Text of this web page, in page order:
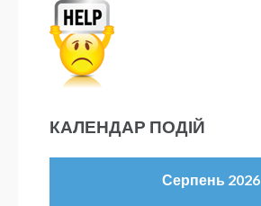
КАЛЕНДАР ПОДІЙ
Серпень 2026